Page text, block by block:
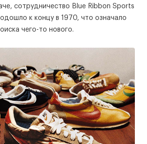
сотрудничество Blue Ribbon Sports
к концу в 1970, что означало
чего-то нового.